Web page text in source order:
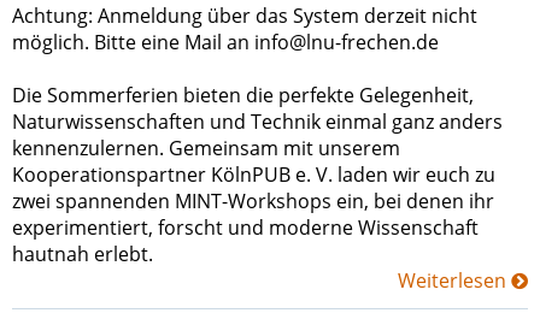
Achtung: Anmeldung über das System derzeit nicht
möglich. Bitte eine Mail an info@lnu-frechen.de
Die Sommerferien bieten die perfekte Gelegenheit,
Naturwissenschaften und Technik einmal ganz anders
kennenzulernen. Gemeinsam mit unserem
Kooperationspartner KölnPUB e. V. laden wir euch zu
zwei spannenden MINT-Workshops ein, bei denen ihr
experimentiert, forscht und moderne Wissenschaft
hautnah erlebt.
Weiterlesen